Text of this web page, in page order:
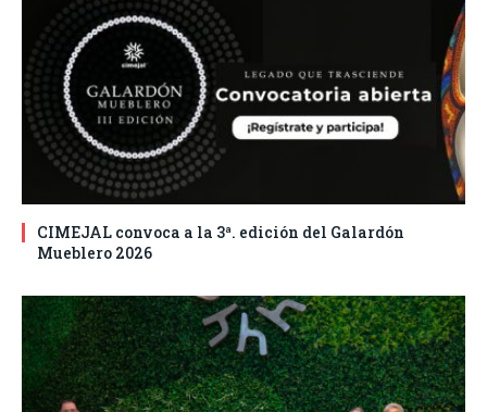
CIMEJAL convoca a la 3ª. edición del Galardón
Mueblero 2026